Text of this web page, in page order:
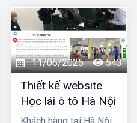
11/06/2025 543
Thiết kế website
Học lái ô tô Hà Nội